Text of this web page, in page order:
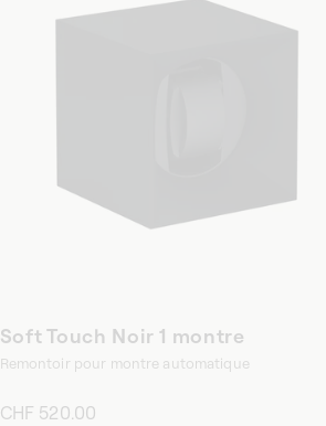
Soft Touch Noir 1 montre
Remontoir pour montre automatique
Prix
CHF 520.00